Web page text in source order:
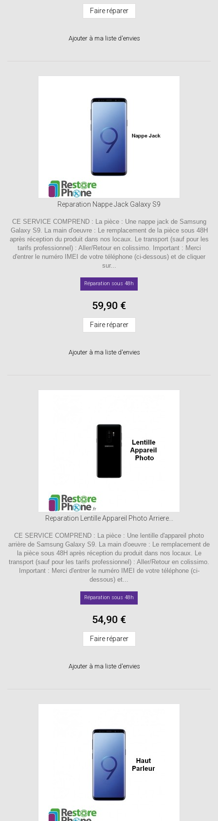
Faire réparer
Ajouter à ma liste d'envies
Reparation Nappe Jack Galaxy S9
CE SERVICE COMPREND : La pièce : Une nappe jack de Samsung
Galaxy S9. La main d'oeuvre : Le remplacement de la pièce sous 48H
après réception du produit dans nos locaux. Le transport (sauf pour les
tarifs professionnel) : Aller/Retour en colissimo. Important : Merci
d'entrer le numéro IMEI de votre téléphone (ci-dessous) et de cliquer
sur...
Réparation sous 48h
59,90 €
Faire réparer
Ajouter à ma liste d'envies
Reparation Lentille Appareil Photo Arriere...
CE SERVICE COMPREND : La pièce : Une lentille d'appareil photo
arrière de Samsung Galaxy S9. La main d'oeuvre : Le remplacement de
la pièce sous 48H après réception du produit dans nos locaux. Le
transport (sauf pour les tarifs professionnel) : Aller/Retour en colissimo.
Important : Merci d'entrer le numéro IMEI de votre téléphone (ci-
dessous) et...
Réparation sous 48h
54,90 €
Faire réparer
Ajouter à ma liste d'envies